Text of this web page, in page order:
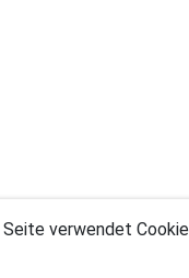
Seite verwendet